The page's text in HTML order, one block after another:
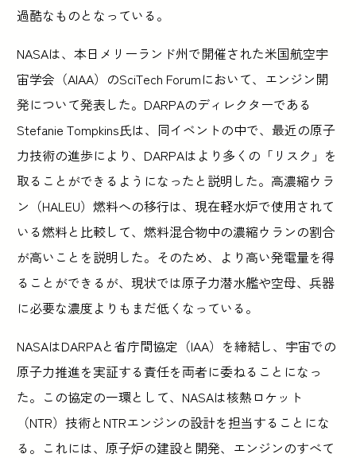
過酷なものとなっている。
NASAは、本日メリーランド州で開催された米国航空宇
宙学会（AIAA）のSciTech Forumにおいて、エンジン開
発について発表した。DARPAのディレクターである
Stefanie Tompkins氏は、同イベントの中で、最近の原子
力技術の進歩により、DARPAはより多くの「リスク」を
取ることができるようになったと説明した。高濃縮ウラ
ン（HALEU）燃料への移行は、現在軽水炉で使用されて
いる燃料と比較して、燃料混合物中の濃縮ウランの割合
が高いことを説明した。そのため、より高い発電量を得
ることができるが、現状では原子力潜水艦や空母、兵器
に必要な濃度よりもまだ低くなっている。
NASAはDARPAと省庁間協定（IAA）を締結し、宇宙での
原子力推進を実証する責任を両者に委ねることになっ
た。この協定の一環として、NASAは核熱ロケット
（NTR）技術とNTRエンジンの設計を担当することにな
る。これには、原子炉の建設と開発、エンジンのすべて